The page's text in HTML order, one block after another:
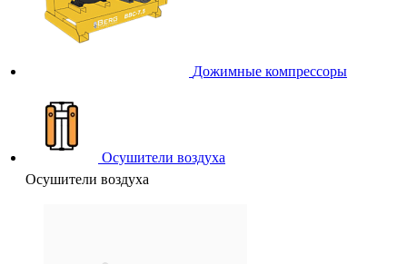
Дожимные компрессоры
Осушители воздуха
Осушители воздуха